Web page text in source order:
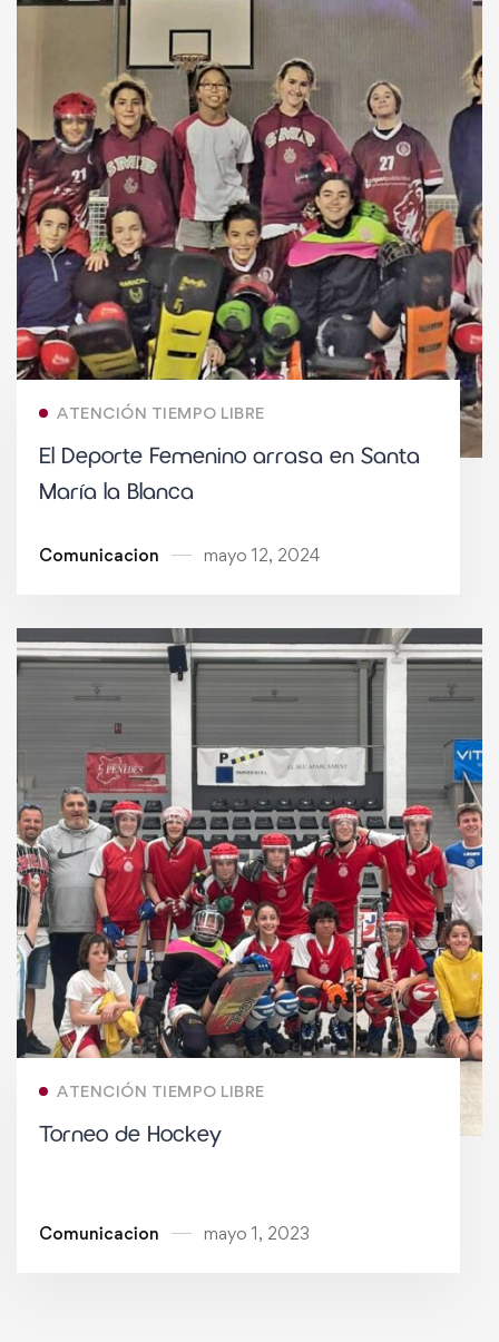
ATENCIÓN TIEMPO LIBRE
El Deporte Femenino arrasa en Santa
María la Blanca
Comunicacion mayo 12, 2024
ATENCIÓN TIEMPO LIBRE
Torneo de Hockey
Comunicacion mayo 1, 2023